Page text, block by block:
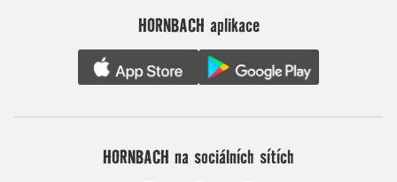
HORNBACH aplikace
HORNBACH na sociálních sítích